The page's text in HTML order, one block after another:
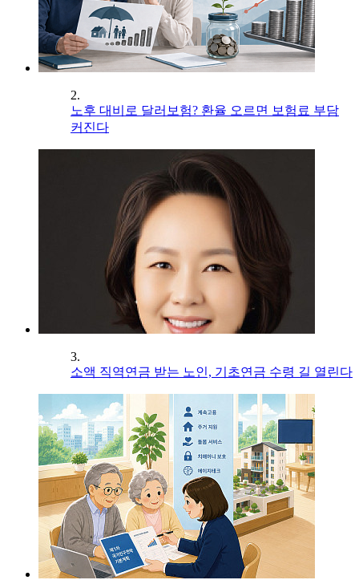
2.
노후 대비로 달러보험? 환율 오르면 보험료 부담
커진다
3.
소액 직역연금 받는 노인, 기초연금 수령 길 열린다